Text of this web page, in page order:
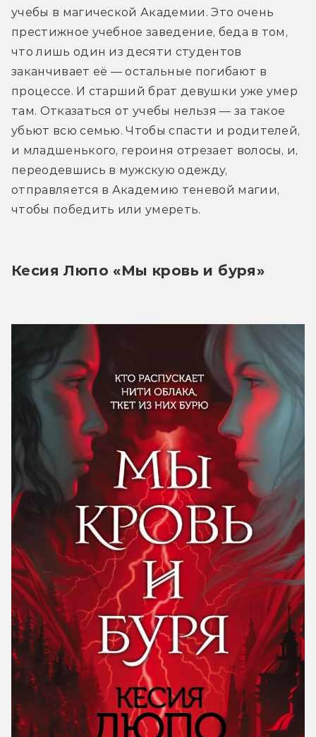
учебы в магической Академии. Это очень
престижное учебное заведение, беда в том,
что лишь один из десяти студентов
заканчивает её — остальные погибают в
процессе. И старший брат девушки уже умер
там. Отказаться от учебы нельзя — за такое
убьют всю семью. Чтобы спасти и родителей,
и младшенького, героиня отрезает волосы, и,
переодевшись в мужскую одежду,
отправляется в Академию теневой магии,
чтобы победить или умереть.
Кесия Люпо «Мы кровь и буря»